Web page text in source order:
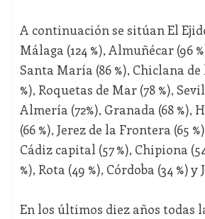
A continuación se sitúan El Ejido
Málaga (124 %), Almuñécar (96
Santa María (86 %), Chiclana
%), Roquetas de Mar (78 %),
Almería (72%), Granada (68 %),
(66 %), Jerez de la Frontera (65
Cádiz capital (57 %), Chipiona
%), Rota (49 %), Córdoba (34 %) y
En los últimos diez años todas